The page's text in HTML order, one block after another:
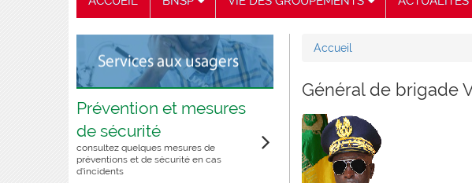
Prévention et mesures
de sécurité
consultez quelques mesures de
préventions et de sécurité en cas
d’incidents
Accueil
Général de brigade